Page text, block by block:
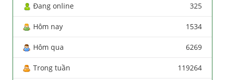
Đang online 325
Hôm nay 1534
Hôm qua 6269
Trong tuần 119264